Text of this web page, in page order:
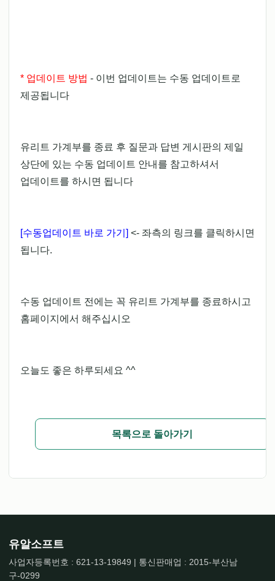
* 업데이트 방법 - 이번 업데이트는 수동 업데이트로
제공됩니다
유리트 가계부를 종료 후 질문과 답변 게시판의 제일
상단에 있는 수동 업데이트 안내를 참고하셔서
업데이트를 하시면 됩니다
[수동업데이트 바로 가기] <- 좌측의 링크를 클릭하시면
됩니다.
수동 업데이트 전에는 꼭 유리트 가계부를 종료하시고
홈페이지에서 해주십시오
오늘도 좋은 하루되세요 ^^
목록으로 돌아가기
유알소프트
사업자등록번호 : 621-13-19849 | 통신판매업 : 2015-부산남
구-0299